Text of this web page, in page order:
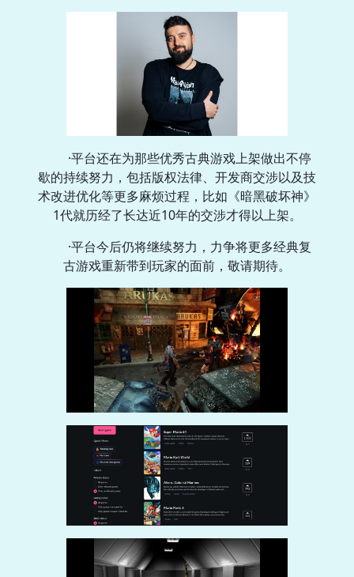
·平台还在为那些优秀古典游戏上架做出不停
歇的持续努力，包括版权法律、开发商交涉以及技
术改进优化等更多麻烦过程，比如《暗黑破坏神》
1代就历经了长达近10年的交涉才得以上架。
·平台今后仍将继续努力，力争将更多经典复
古游戏重新带到玩家的面前，敬请期待。